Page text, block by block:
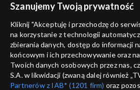
informacje o dostawcy usług
Szanujemy Twoją prywatność
Kliknij "Akceptuję i przechodzę do
na korzystanie z technologii
zbierania danych, dostęp do informacji
końcowym i ich przechowywanie oraz
Twoich danych osobowych przez nas,
S.A. w likwidacji (zwaną dalej również
Partnerów z IAB* (1201 firm) oraz